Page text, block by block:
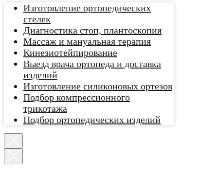
Изготовление ортопедических
стелек
Диагностика стоп, плантоскопия
Массаж и мануальная терапия
Кинезиотейпирование
Выезд врача ортопеда и доставка
изделий
Изготовление силиконовых ортезов
Подбор компрессионного
трикотажа
Подбор ортопедических изделий